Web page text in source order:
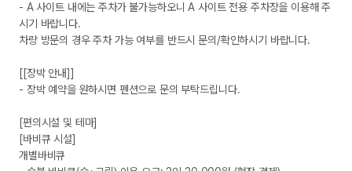
- A 사이트 내에는 주차가 불가능하오니 A 사이트 전용 주차장을 이용해 주
시기 바랍니다.
차량 방문의 경우 주차 가능 여부를 반드시 문의/확인하시기 바랍니다.
[[장박 안내]]
- 장박 예약을 원하시면 펜션으로 문의 부탁드립니다.
[편의시설 및 테마]
[바비큐 시설]
개별바비큐